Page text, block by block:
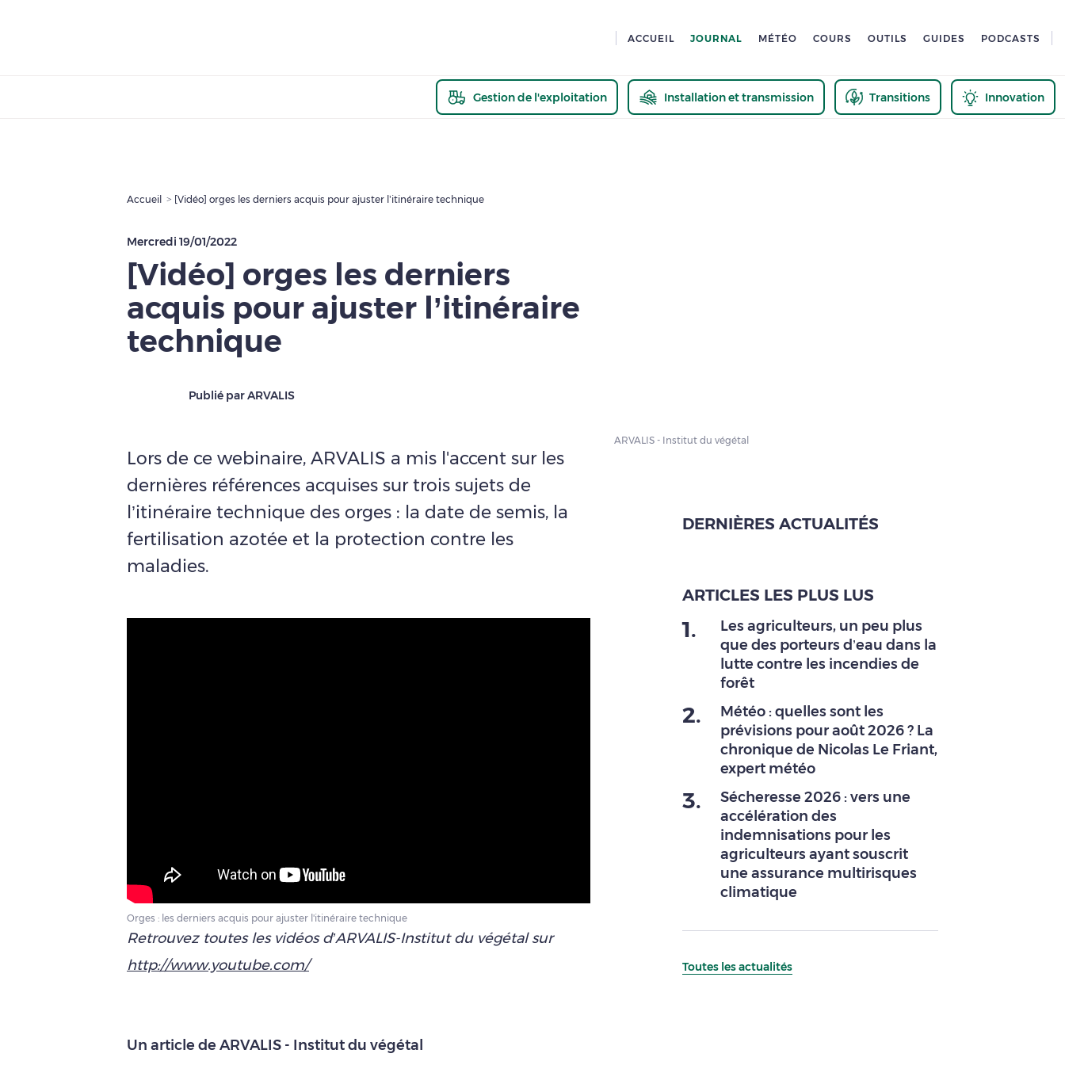
ACCUEIL JOURNAL MÉTÉO COURS OUTILS GUIDES PODCASTS
Gestion de l'exploitation Installation et transmission Transitions Innovation
Accueil [Vidéo] orges les derniers acquis pour ajuster l’itinéraire technique
Mercredi 19/01/2022
[Vidéo] orges les derniers
acquis pour ajuster l’itinéraire
technique
Publié par ARVALIS
Lors de ce webinaire, ARVALIS a mis l'accent sur les
dernières références acquises sur trois sujets de
l’itinéraire technique des orges : la date de semis, la
fertilisation azotée et la protection contre les
maladies.
Orges : les derniers acquis pour ajuster l'itinéraire technique
Retrouvez toutes les vidéos d’ARVALIS-Institut du végétal sur
http://www.youtube.com/
Un article de ARVALIS - Institut du végétal
ARVALIS - Institut du végétal
DERNIÈRES ACTUALITÉS
ARTICLES LES PLUS LUS
1.
Les agriculteurs, un peu plus
que des porteurs d’eau dans la
lutte contre les incendies de
forêt
2.
Météo : quelles sont les
prévisions pour août 2026 ? La
chronique de Nicolas Le Friant,
expert météo
3.
Sécheresse 2026 : vers une
accélération des
indemnisations pour les
agriculteurs ayant souscrit
une assurance multirisques
climatique
Toutes les actualités